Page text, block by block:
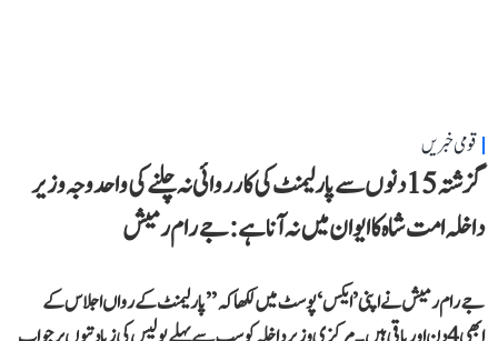
قومی خبریں
گزشتہ 15 دنوں سے پارلیمنٹ کی کارروائی نہ چلنے کی واحد وجہ وزیر
داخلہ امت شاہ کا ایوان میں نہ آنا ہے: جے رام رمیش
جے رام رمیش نے اپنی ’ایکس‘ پوسٹ میں لکھا کہ ’’پارلیمنٹ کے رواں اجلاس کے